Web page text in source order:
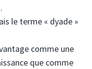
le terme « dyade »
comme une
que comme